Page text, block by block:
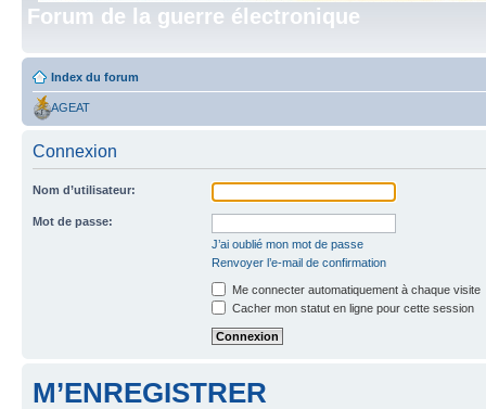
Forum de la guerre électronique
Index du forum
AGEAT
Connexion
Nom d’utilisateur:
Mot de passe:
J’ai oublié mon mot de passe
Renvoyer l’e-mail de confirmation
Me connecter automatiquement à chaque visite
Cacher mon statut en ligne pour cette session
M’ENREGISTRER